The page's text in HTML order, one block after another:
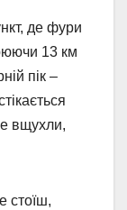
де фури
13 км
пік –
вщухли,
стоїш,